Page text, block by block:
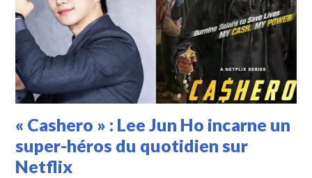
« Cashero » : Lee Jun Ho incarne un
super-héros du quotidien sur
Netflix